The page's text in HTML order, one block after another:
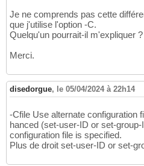
Je ne comprends pas cette
que j'utilise l'option -C.
Quelqu'un pourrait-il m'expliquer ?
Merci.
disedorgue, le 05/04/2024 à 22h14
-Cfile Use alternate configuration
hanced (set-user-ID or set-
configuration file is specified.
Plus de droit set-user-ID or set-